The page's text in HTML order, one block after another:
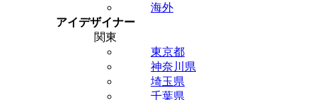
海外
アイデザイナー
関東
東京都
神奈川県
埼玉県
千葉県